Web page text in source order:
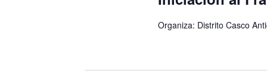
Organiza: Distrito Casco